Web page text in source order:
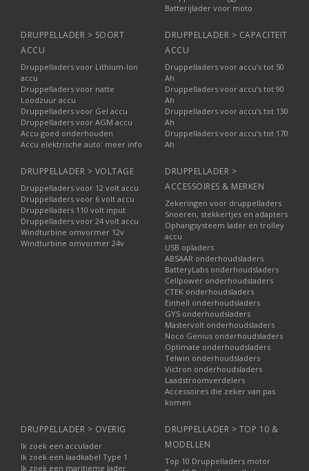
Batterijlader voor moto
DRUPPELLADER > SOORT
ACCU
Druppelladers voor Lithium-Ion
accu
Druppelladers voor natte
Loodzuur accu
Druppelladers voor Gel accu
Druppelladers voor AGM accu
Accu goed onderhouden
Accu elektrische auto: meer info
DRUPPELLADER > CAPACITEIT
ACCU
Druppelladers voor accu’s tot 50
Ah
Druppelladers voor accu’s tot 90
Ah
Druppelladers voor accu’s tot 130
Ah
Druppelladers voor accu’s tot 170
Ah
DRUPPELLADER > VOLTAGE
Druppelladers voor 12 volt accu
Druppelladers voor 6 volt accu
Druppelladers 110 volt input
Druppelladers voor 24 volt accu
Windturbine omvormer 12v
Windturbine omvormer 24v
DRUPPELLADER >
ACCESSOIRES & MERKEN
Zekeringen voor druppelladers
Snoeren, stekkertjes en adapters
Ophangsysteem lader en trolley
accu
USB opladers
ABSAAR onderhoudsladers
BatteryLabs onderhoudsladers
Cellpower onderhoudsladers
CTEK onderhoudsladers
Einhell onderhoudsladers
GYS onderhoudsladers
Mastervolt onderhoudsladers
Noco Genius onderhoudsladers
Optimate onderhoudsladers
Telwin onderhoudsladers
Victron onderhoudsladers
Laadstroomverdelers
Accessoires die zeker van pas
komen
DRUPPELLADER > OVERIG
Ik zoek een acculader
Ik zoek een laadkabel Type 1
Ik zoek een maritieme lader
DRUPPELLADER > TOP 10 &
MODELLEN
Top 10 Druppelladers motor